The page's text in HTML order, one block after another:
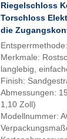
Riegelschloss
Torschloss
die
Merkmale:
langlebig,
Finish:
Abmessungen:
1,10 Zoll)
Modellnummer: